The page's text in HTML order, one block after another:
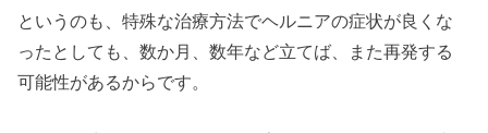
というのも、特殊な治療方法でヘルニアの症状が良くな
ったとしても、数か月、数年など立てば、また再発する
可能性があるからです。